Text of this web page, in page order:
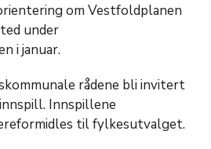
om Vestfoldplanen
under
i januar.
rådene bli invitert
Innspillene
til fylkesutvalget.